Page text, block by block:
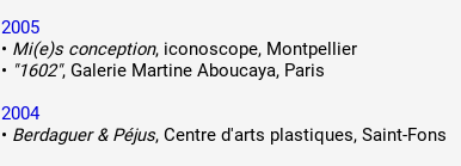
2005
• Mi(e)s conception, iconoscope, Montpellier
• "1602", Galerie Martine Aboucaya, Paris
2004
• Berdaguer & Péjus, Centre d'arts plastiques, Saint-Fons